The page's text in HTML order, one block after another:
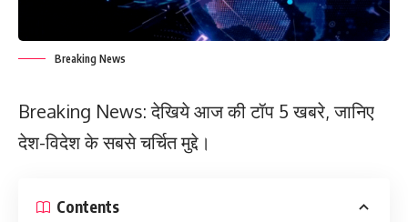
Breaking News
Breaking News: देखिये आज की टॉप 5 खबरे, जानिए
देश-विदेश के सबसे चर्चित मुद्दे।
Contents